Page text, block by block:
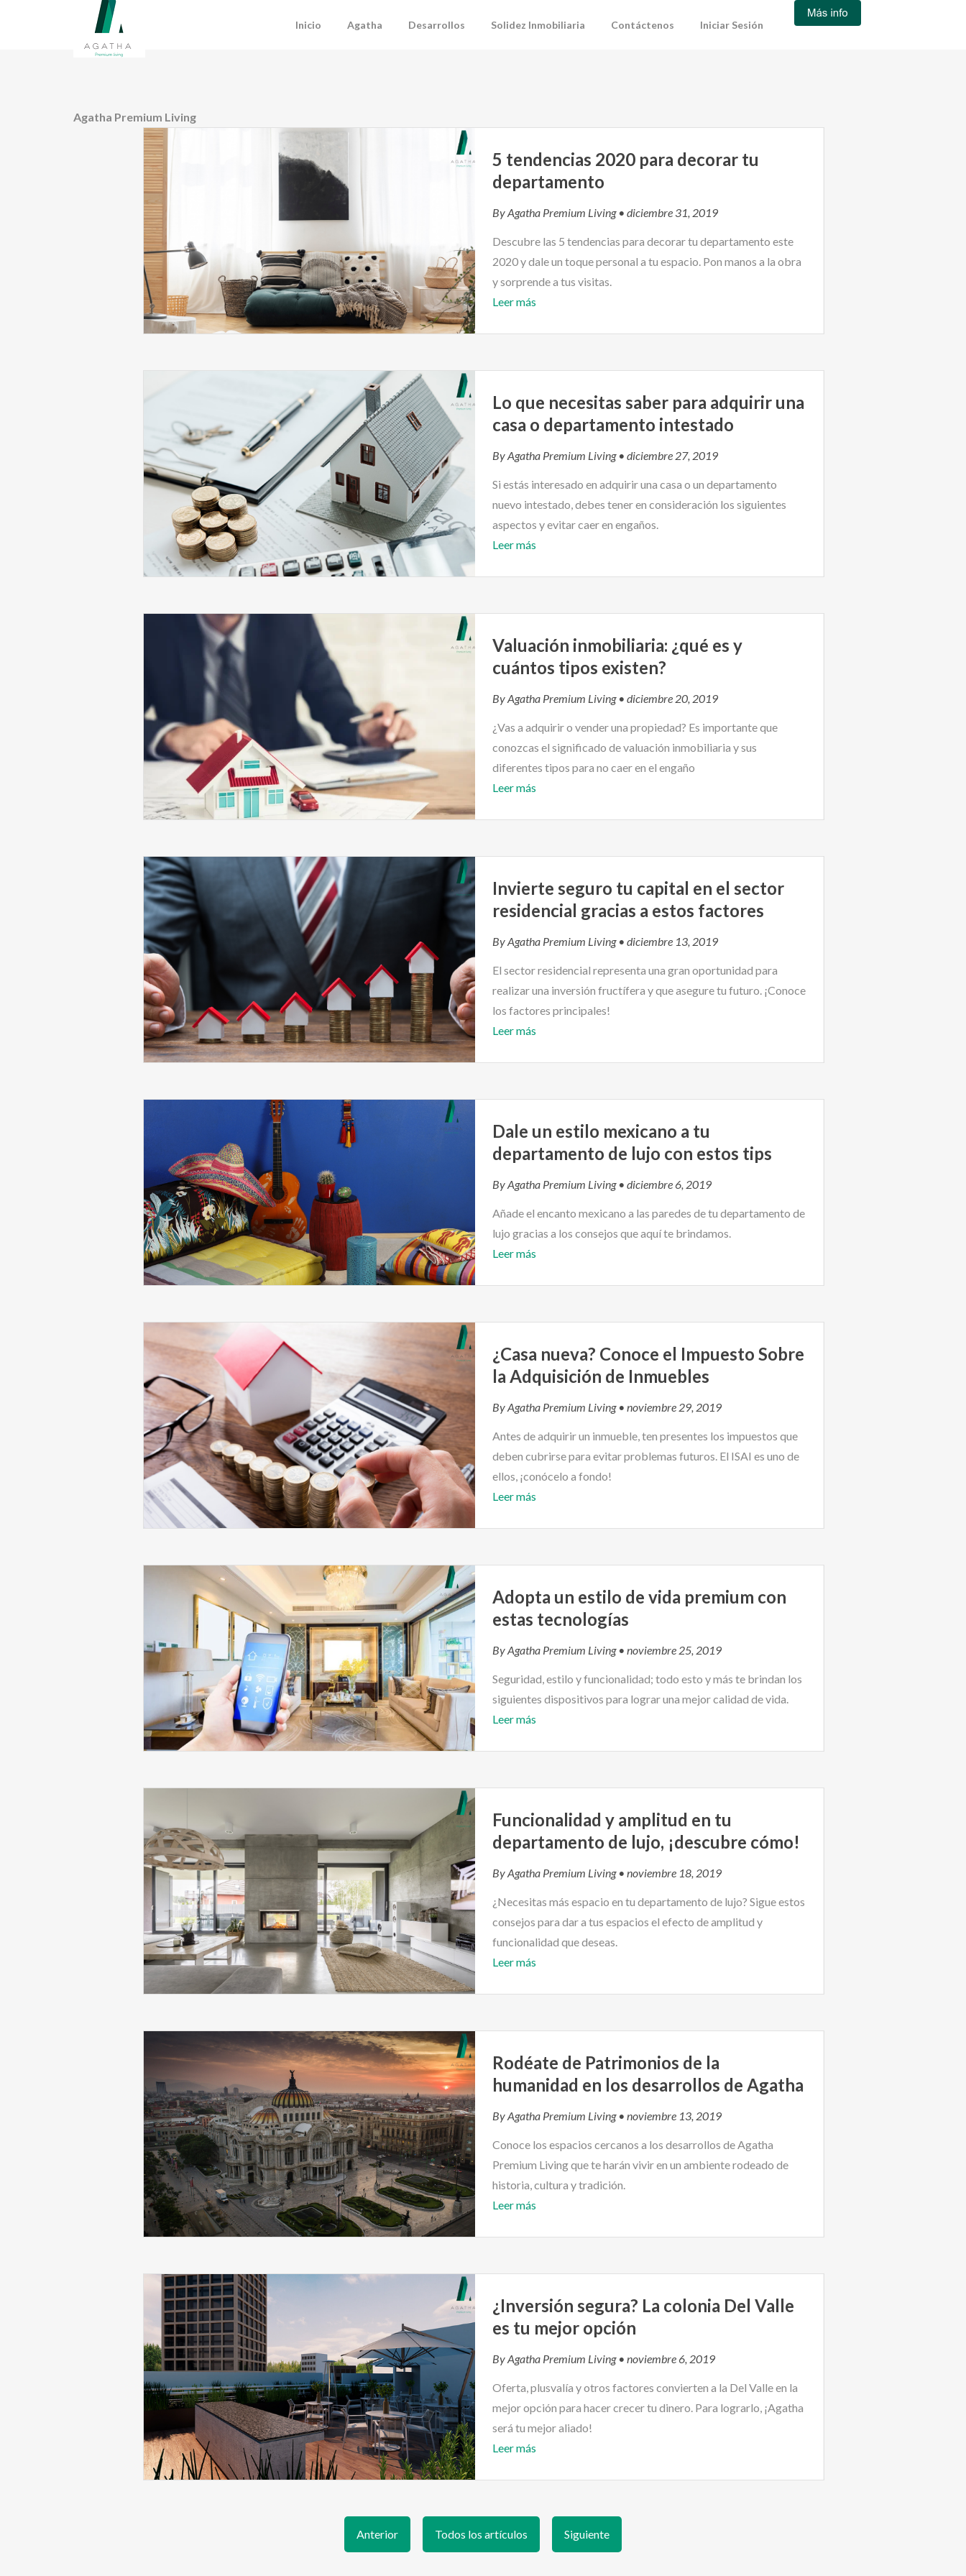
Inicio Agatha Desarrollos Solidez Inmobiliaria Contáctenos Iniciar Sesión
Agatha Premium Living
5 tendencias 2020 para decorar tu
departamento
ByAgatha Premium Living• diciembre 31, 2019
Descubre las 5 tendencias para decorar tu departamento este
2020 y dale un toque personal a tu espacio. Pon manos a la obra
y sorprende a tus visitas.
Leer más
Lo que necesitas saber para adquirir una
casa o departamento intestado
ByAgatha Premium Living• diciembre 27, 2019
Si estás interesado en adquirir una casa o un departamento
nuevo intestado, debes tener en consideración los siguientes
aspectos y evitar caer en engaños.
Leer más
Valuación inmobiliaria: ¿qué es y
cuántos tipos existen?
ByAgatha Premium Living• diciembre 20, 2019
¿Vas a adquirir o vender una propiedad? Es importante que
conozcas el significado de valuación inmobiliaria y sus
diferentes tipos para no caer en el engaño
Leer más
Invierte seguro tu capital en el sector
residencial gracias a estos factores
ByAgatha Premium Living• diciembre 13, 2019
El sector residencial representa una gran oportunidad para
realizar una inversión fructífera y que asegure tu futuro. ¡Conoce
los factores principales!
Leer más
Dale un estilo mexicano a tu
departamento de lujo con estos tips
ByAgatha Premium Living• diciembre 6, 2019
Añade el encanto mexicano a las paredes de tu departamento de
lujo gracias a los consejos que aquí te brindamos.
Leer más
¿Casa nueva? Conoce el Impuesto Sobre
la Adquisición de Inmuebles
ByAgatha Premium Living• noviembre 29, 2019
Antes de adquirir un inmueble, ten presentes los impuestos que
deben cubrirse para evitar problemas futuros. El ISAI es uno de
ellos, ¡conócelo a fondo!
Leer más
Adopta un estilo de vida premium con
estas tecnologías
ByAgatha Premium Living• noviembre 25, 2019
Seguridad, estilo y funcionalidad; todo esto y más te brindan los
siguientes dispositivos para lograr una mejor calidad de vida.
Leer más
Funcionalidad y amplitud en tu
departamento de lujo, ¡descubre cómo!
ByAgatha Premium Living• noviembre 18, 2019
¿Necesitas más espacio en tu departamento de lujo? Sigue estos
consejos para dar a tus espacios el efecto de amplitud y
funcionalidad que deseas.
Leer más
Rodéate de Patrimonios de la
humanidad en los desarrollos de Agatha
ByAgatha Premium Living• noviembre 13, 2019
Conoce los espacios cercanos a los desarrollos de Agatha
Premium Living que te harán vivir en un ambiente rodeado de
historia, cultura y tradición.
Leer más
¿Inversión segura? La colonia Del Valle
es tu mejor opción
ByAgatha Premium Living• noviembre 6, 2019
Oferta, plusvalía y otros factores convierten a la Del Valle en la
mejor opción para hacer crecer tu dinero. Para lograrlo, ¡Agatha
será tu mejor aliado!
Leer más
Anterior Todos los artículos Siguiente